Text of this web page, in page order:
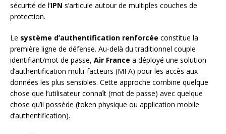
sécurité de l’IPN s’articule autour de multiples couches de
protection.
Le système d’authentification renforcée constitue la
première ligne de défense. Au-delà du traditionnel couple
identifiant/mot de passe, Air France a déployé une solution
d’authentification multi-facteurs (MFA) pour les accès aux
données les plus sensibles. Cette approche combine quelque
chose que l’utilisateur connaît (mot de passe) avec quelque
chose qu’il possède (token physique ou application mobile
d’authentification).